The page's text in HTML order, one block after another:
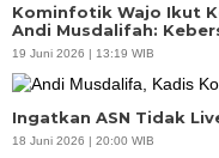
Kominfotik Wajo Ikut
Andi Musdalifah:
19 Juni 2026 | 13:19 WIB
Ingatkan ASN Tidak
18 Juni 2026 | 20:00 WIB